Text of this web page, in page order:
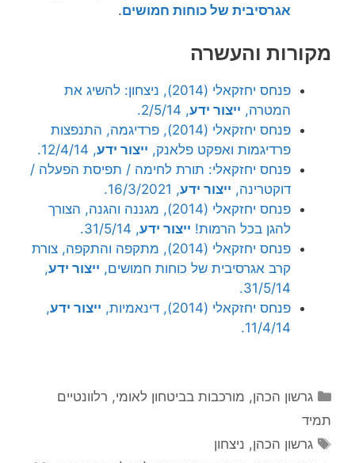
אגרסיבית של כוחות חמושים.
מקורות והעשרה
פנחס יחזקאלי (2014), ניצחון: להשיג את
המטרה, ייצור ידע, 2/5/14.
פנחס יחזקאלי (2014), פרדיגמה, התנפצות
פרדיגמות ואפקט פלאנק, ייצור ידע, 12/4/14.
פנחס יחזקאלי: תורת לחימה / תפיסת הפעלה /
דוקטרינה, ייצור ידע, 16/3/2021.
פנחס יחזקאלי (2014), מגננה והגנה, הצורך
להגן בכל הרמות! ייצור ידע, 31/5/14.
פנחס יחזקאלי (2014), מתקפה והתקפה, צורת
קרב אגרסיבית של כוחות חמושים, ייצור ידע,
31/5/14.
פנחס יחזקאלי (2014), דינאמיות,
ייצור ידע,
11/4/14.
קטגוריות
גרשון הכהן, מורכבות בביטחון לאומי, רלוונטיים
תמיד
תגיות
גרשון הכהן, ניצחון